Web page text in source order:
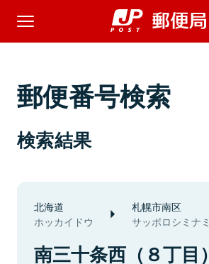
郵便番号検索
検索結果
北海道
ホッカイドウ
札幌市南区
サッポロシミナ
南三十条西（８丁目）